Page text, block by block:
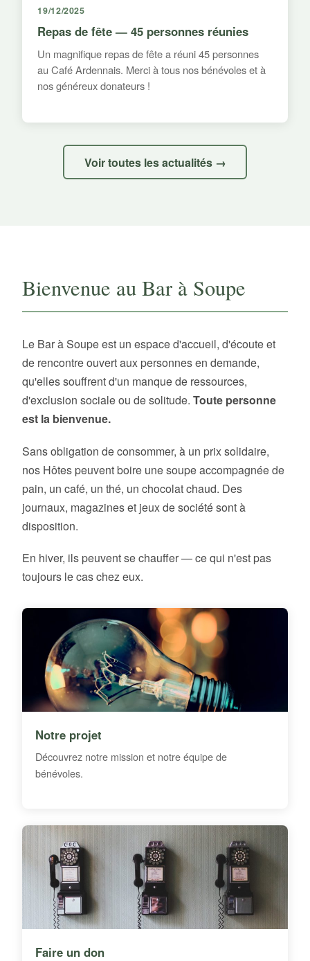
19/12/2025
Repas de fête — 45 personnes réunies
Un magnifique repas de fête a réuni 45 personnes
au Café Ardennais. Merci à tous nos bénévoles et à
nos généreux donateurs !
Voir toutes les actualités →
Bienvenue au Bar à Soupe
Le Bar à Soupe est un espace d'accueil, d'écoute et
de rencontre ouvert aux personnes en demande,
qu'elles souffrent d'un manque de ressources,
d'exclusion sociale ou de solitude. Toute personne
est la bienvenue.
Sans obligation de consommer, à un prix solidaire,
nos Hôtes peuvent boire une soupe accompagnée de
pain, un café, un thé, un chocolat chaud. Des
journaux, magazines et jeux de société sont à
disposition.
En hiver, ils peuvent se chauffer — ce qui n'est pas
toujours le cas chez eux.
Notre projet
Découvrez notre mission et notre équipe de
bénévoles.
Faire un don